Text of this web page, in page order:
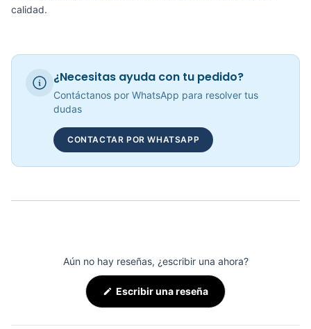
Adaptación Barbell Espalda T KFEP-129 - Sport Fitness 71126
calidad.
¿Necesitas ayuda con tu pedido?
Contáctanos por WhatsApp para resolver tus
dudas
CONTACTAR POR WHATSAPP
Aún no hay reseñas, ¿escribir una ahora?
Escribir una reseña(Se
abre
en